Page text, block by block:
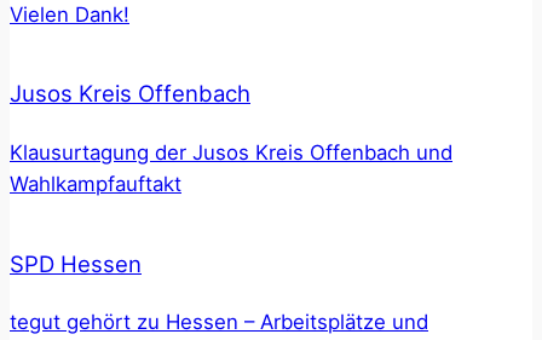
Vielen Dank!
Jusos Kreis Offenbach
Klausurtagung der Jusos Kreis Offenbach und
Wahlkampfauftakt
SPD Hessen
tegut gehört zu Hessen – Arbeitsplätze und